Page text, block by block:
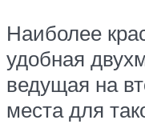
Наиболее
удобная
ведущая на
места для